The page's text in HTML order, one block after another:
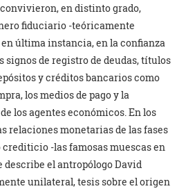
en distinto grado,
fiduciario -teóricamente
última instancia, en la confianza
signos de registro de deudas, títulos
y créditos bancarios como
los medios de pago y la
los agentes económicos. En los
relaciones monetarias de las fases
-las famosas muescas en
describe el antropólogo David
unilateral, tesis sobre el origen